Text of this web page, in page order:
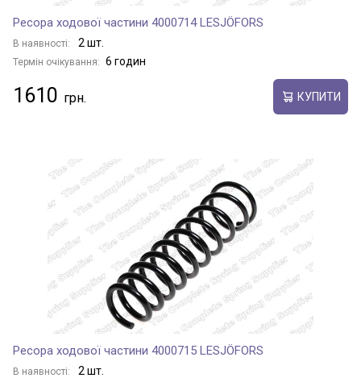
Ресора ходової частини 4000714 LESJÖFORS
В наявності: 2 шт.
Термін очікування: 6 годин
1610 КУПИТИ
Ресора ходової частини 4000715 LESJÖFORS
В наявності: 2 шт.